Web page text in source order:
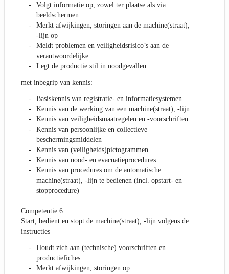
Volgt informatie op, zowel ter plaatse als via
beeldschermen
Merkt afwijkingen, storingen aan de machine(straat),
-lijn op
Meldt problemen en veiligheidsrisico’s aan de
verantwoordelijke
Legt de productie stil in noodgevallen
met inbegrip van kennis:
Basiskennis van registratie- en informatiesystemen
Kennis van de werking van een machine(straat), -lijn
Kennis van veiligheidsmaatregelen en -voorschriften
Kennis van persoonlijke en collectieve
beschermingsmiddelen
Kennis van (veiligheids)pictogrammen
Kennis van nood- en evacuatieprocedures
Kennis van procedures om de automatische
machine(straat), -lijn te bedienen (incl. opstart- en
stopprocedure)
Competentie 6:
Start, bedient en stopt de machine(straat), -lijn volgens de
instructies
Houdt zich aan (technische) voorschriften en
productiefiches
Merkt afwijkingen, storingen op